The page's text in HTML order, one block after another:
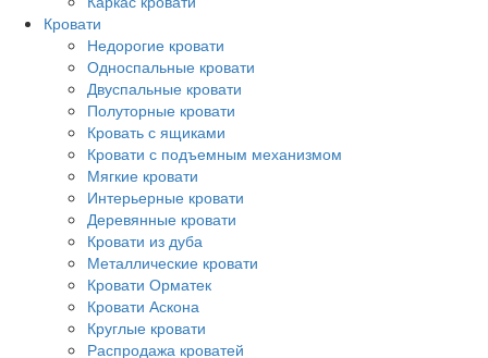
Кровати
Недорогие кровати
Односпальные кровати
Двуспальные кровати
Полуторные кровати
Кровать с ящиками
Кровати с подъемным механизмом
Мягкие кровати
Интерьерные кровати
Деревянные кровати
Кровати из дуба
Металлические кровати
Кровати Орматек
Кровати Аскона
Круглые кровати
Распродажа кроватей